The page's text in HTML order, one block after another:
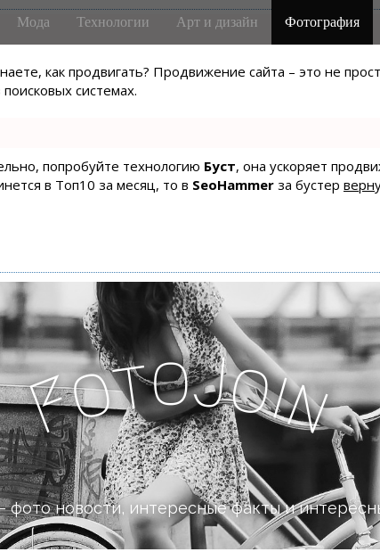
как продвигать? Продвижение сайта – это не
системах.
попробуйте технологию Буст, она ускоряет
в Топ10 за месяц, то в SeoHammer за бустер
Мода Технологии Арт и дизайн Фотография
FotoJoi
n
новости, интересные факты и